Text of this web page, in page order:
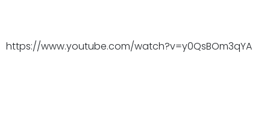
https://www.youtube.com/watch?v=y0QsBOm3qYA